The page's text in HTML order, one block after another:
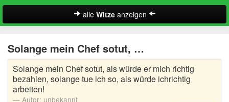
alle Witzeanzeigen
A-Klasse Witze
Akademiker Witze
Al Bundy Sprüche
Solange mein Chef sotut, …
Solange mein Chef sotut, als würde er mich richtig
bezahlen, solange tue ich so, als würde ichrichtig
arbeiten!
Autor: unbekannt